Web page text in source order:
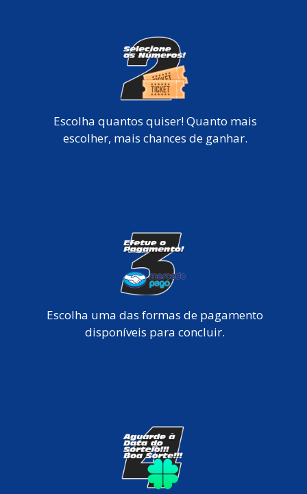
Escolha quantos quiser! Quanto mais
escolher, mais chances de ganhar.
Escolha uma das formas de pagamento
disponíveis para concluir.